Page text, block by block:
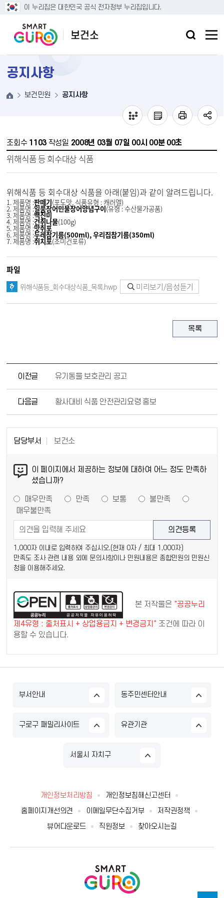
이 누리집은 대한민국 공식 전자정부 누리집입니다.
본문 바로가기
공지사항
보건민원 공지사항
조회수 1103 작성일 2008년 03월 07일 00시 00분 00초
위해식품 등 회수대상 식품
위해식품 등 회수대상 식품을 아래(붙임)과 같이 알려드립니다.
1. 제품명 :판떼기(포도맛, 식품유형 : 캐러멜)
2. 제품명 :일품장어민물장어양념구이(유형 : 수산물가공품)
3. 제품명 :백진미
4. 제품명 :건취나물(100g)
5. 제품명 :맛쥐포
6. 제품명 :두레참기름(500ml), 우리집참기름(350ml)
7. 제품명 :쥐치포(조미건포류)
파일
위해식품등_회수대상식품_목록.hwp 미리보기/음성듣기
목록
이전글 유기동물 보호관리 공고
다음글 황사대비 식품 안전관리요령 홍보
담당부서 보건소
이 페이지에서 제공하는 정보에 대하여 어느 정도 만족하
셨습니까?
매우만족 만족 보통
불만족
매우불만족
1,000자 이내로 입력하여 주십시오.(현재 0자 / 최대 1,000자)
만족도 조사 관련 내용 외에 문의사항이나 민원내용은 종합민원의 민원신
청을 이용해주세요.
본 저작물은 "공공누리
제4유형 : 출처표시 + 상업용금지 + 변경금지" 조건에 따라 이
용할 수 있습니다.
부서안내 동주민센터안내
구로구 패밀리사이트 유관기관
서울시 자치구
개인정보처리방침
개인정보침해신고센터
홈페이지개선의견
이메일무단수집거부
저작권정책
뷰어다운로드
직원정보 찾아오시는길